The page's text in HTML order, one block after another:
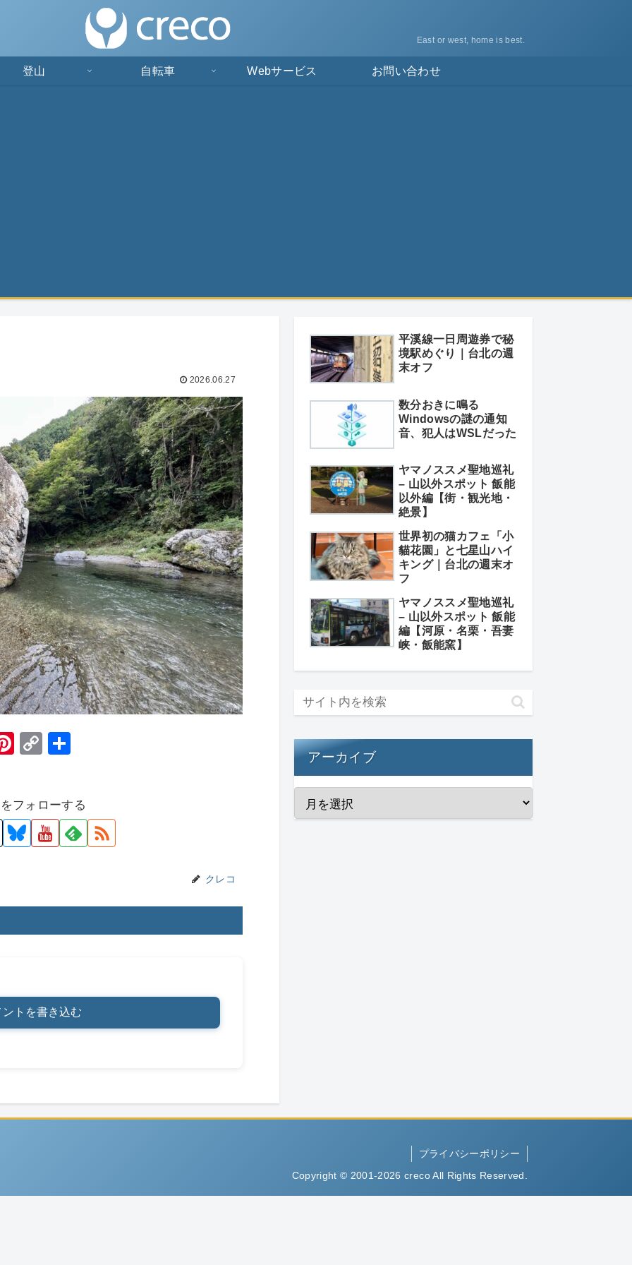
East or west, home is best.
登山 自転車 Webサービス お問い合わせ
2026.06.27
Pi
e
st
C
y
Li
フォローする
クレコ
ントを書き込む
平溪線一日周遊券で秘
境駅めぐり｜台北の週
末オフ
数分おきに鳴る
Windowsの謎の通知
音、犯人はWSLだった
ヤマノススメ聖地巡礼
– 山以外スポット 飯能
以外編【街・観光地・
絶景】
世界初の猫カフェ「小
貓花園」と七星山ハイ
キング｜台北の週末オ
フ
ヤマノススメ聖地巡礼
– 山以外スポット 飯能
編【河原・名栗・吾妻
峡・飯能窯】
アーカイブ
プライバシーポリシー
Copyright © 2001-2026 creco All Rights Reserved.